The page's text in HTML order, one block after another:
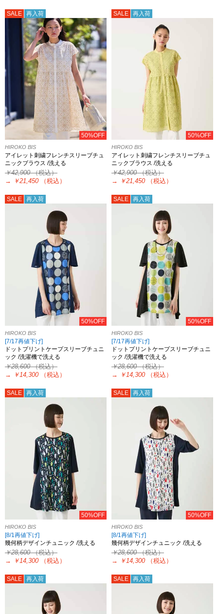
SALE 再入荷
50%OFF
HIROKO BIS
アイレット刺繍フレンチスリーブチュ
ニックブラウス /洗える
￥42,900（税込）
→
￥21,450 （税込）
SALE 再入荷
50%OFF
HIROKO BIS
アイレット刺繍フレンチスリーブチュ
ニックブラウス /洗える
￥42,900（税込）
→
￥21,450 （税込）
SALE 再入荷
50%OFF
HIROKO BIS
[7/17再値下げ]
ドットプリントケープスリーブチュニ
ック /洗濯機で洗える
￥28,600（税込）
→
￥14,300 （税込）
SALE 再入荷
50%OFF
HIROKO BIS
[7/17再値下げ]
ドットプリントケープスリーブチュニ
ック /洗濯機で洗える
￥28,600（税込）
→
￥14,300 （税込）
SALE 再入荷
50%OFF
HIROKO BIS
[8/1再値下げ]
幾何柄デザインチュニック /洗える
￥28,600（税込）
→
￥14,300 （税込）
SALE 再入荷
50%OFF
HIROKO BIS
[8/1再値下げ]
幾何柄デザインチュニック /洗える
￥28,600（税込）
→
￥14,300 （税込）
SALE 再入荷 SALE 再入荷